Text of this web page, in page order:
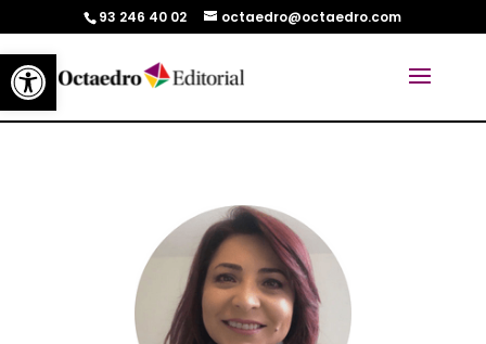
Abrir barra de herramientas
93 246 40 02 octaedro@octaedro.com